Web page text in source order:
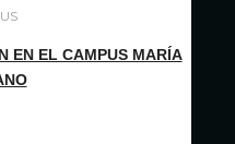
EN EL CAMPUS MARÍA